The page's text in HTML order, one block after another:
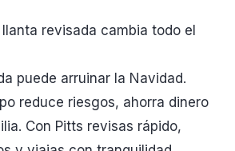
revisada cambia todo el
puede arruinar la Navidad.
reduce riesgos, ahorra dinero
Con Pitts revisas rápido,